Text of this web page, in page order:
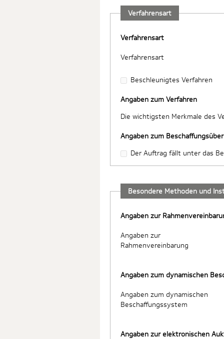
Verfahrensart
Verfahrensart
Verfahrensart
Beschleunigtes Verfahren
Angaben zum Verfahren
Die wichtigsten Merkmale des
Angaben zum
Der Auftrag fällt unter das
Besondere Methoden und
Angaben zur
Angaben zur
Rahmenvereinbarung
Angaben zum dynamischen
Angaben zum dynamischen
Beschaffungssystem
Angaben zur elektronischen